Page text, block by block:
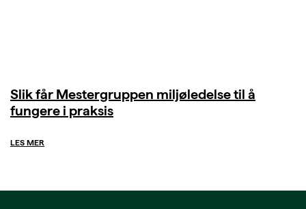
Slik får Mestergruppen miljøledelse til å
fungere i praksis
LES MER